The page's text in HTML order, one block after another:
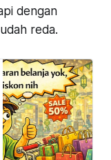
dengan
reda.